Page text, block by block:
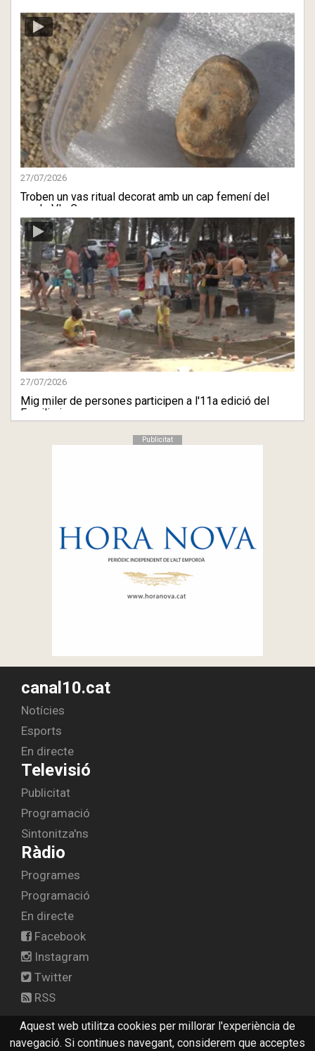
Aquest web utilitza cookies per millorar l'experiència de
navegació. Si continues navegant, considerem que acceptes
27/07/2026
Troben un vas ritual decorat amb un cap femení del
segle VI aC ...
27/07/2026
Mig miler de persones participen a l'11a edició del
Familiaria
Publicitat
canal10.cat
Notícies
Esports
En directe
Televisió
Publicitat
Programació
Sintonitza'ns
Ràdio
Programes
Programació
En directe
Facebook
Instagram
Twitter
RSS
© 2026 canal10.cat - Avís legal -Contactar